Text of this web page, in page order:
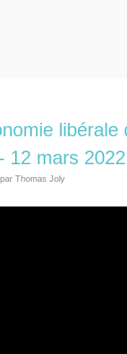
12 mars 2022
Thomas Joly